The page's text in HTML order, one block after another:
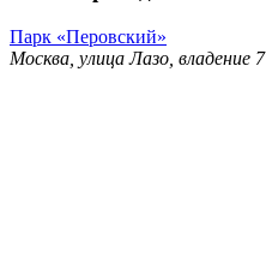
Парк «Перовский»
Москва, улица Лазо, владение 7